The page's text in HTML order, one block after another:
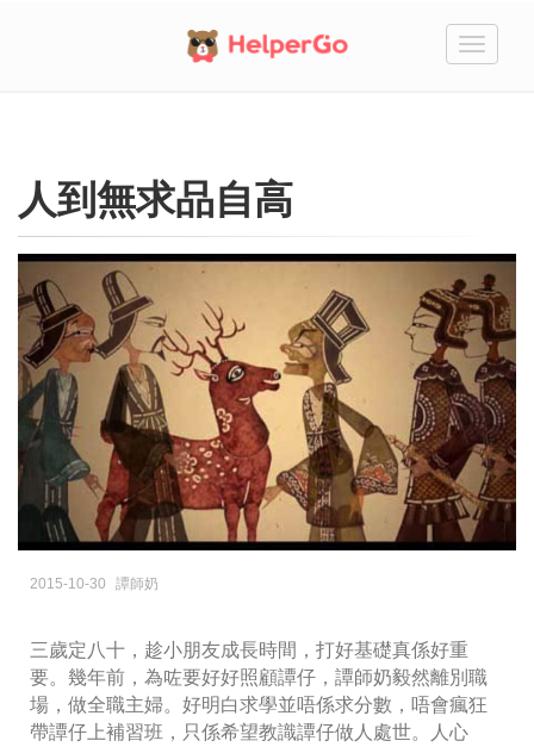
切
人到無求品自高
2015-10-30 譚師奶
三歲定八十，趁小朋友成長時間，打好基礎真係好重
要。幾年前，為咗要好好照顧譚仔，譚師奶毅然離別職
場，做全職主婦。好明白求學並唔係求分數，唔會瘋狂
帶譚仔上補習班，只係希望教識譚仔做人處世。人心